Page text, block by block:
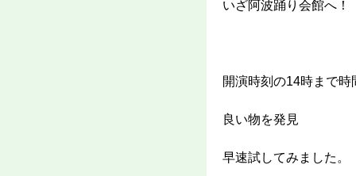
いざ阿波踊り会館へ！
開演時刻の14時まで
良い物を発見
早速試してみました。